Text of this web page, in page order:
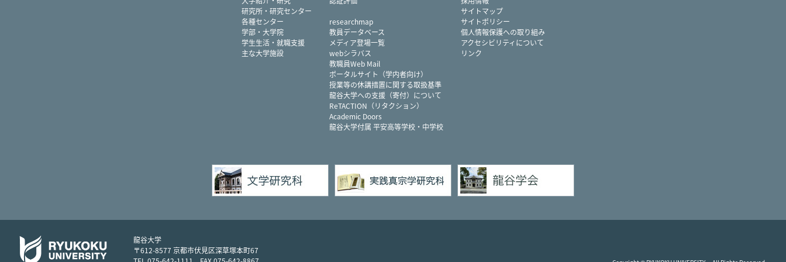
研究所・研究センター
各種センター
学部・大学院
学生生活・就職支援
主な大学施設
researchmap
教員データベース
メディア登場一覧
webシラバス
教職員Web Mail
ポータルサイト（学内者向け）
授業等の休講措置に関する取扱基準
龍谷大学への支援（寄付）について
ReTACTION（リタクション）
Academic Doors
龍谷大学付属 平安高等学校・中学校
サイトマップ
サイトポリシー
個人情報保護への取り組み
アクセシビリティについて
リンク
龍谷大学
〒612-8577 京都市伏見区深草塚本町67